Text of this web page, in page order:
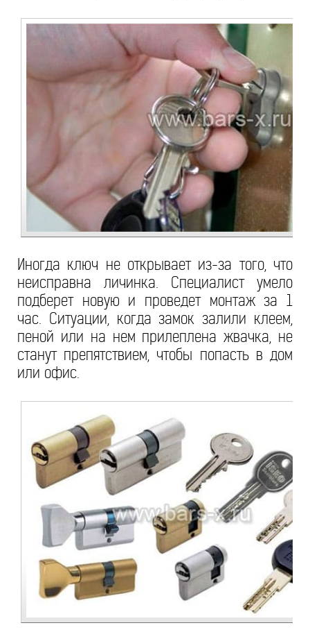
Иногда ключ не открывает из-за того, что
неисправна личинка. Специалист умело
подберет новую и проведет монтаж за 1
час. Ситуации, когда замок залили клеем,
пеной или на нем прилеплена жвачка, не
станут препятствием, чтобы попасть в дом
или офис.